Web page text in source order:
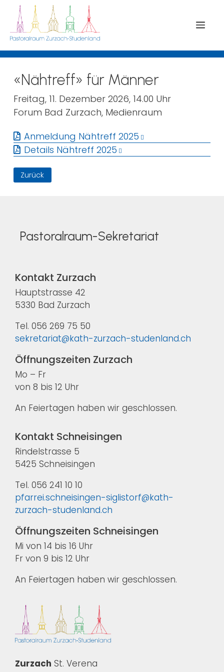
«Nähtreff» für Männer
Freitag, 11. Dezember 2026, 14.00 Uhr
Forum Bad Zurzach, Medienraum
Anmeldung Nähtreff 2025
Details Nähtreff 2025
Zurück
Pastoralraum-Sekretariat
Kontakt Zurzach
Hauptstrasse 42
5330 Bad Zurzach
Tel. 056 269 75 50
sekretariat@kath-zurzach-studenland.ch
Öffnungszeiten Zurzach
Mo – Fr
von 8 bis 12 Uhr
An Feiertagen haben wir geschlossen.
Kontakt Schneisingen
Rindelstrasse 5
5425 Schneisingen
Tel. 056 241 10 10
pfarrei.schneisingen-siglistorf@kath-
zurzach-studenland.ch
Öffnungszeiten Schneisingen
Mi von 14 bis 16 Uhr
Fr von 9 bis 12 Uhr
An Feiertagen haben wir geschlossen.
Zurzach St. Verena